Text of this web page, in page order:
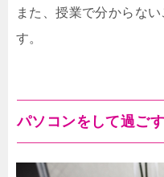
また、授業で分からな
す。
パソコンをして過ごす